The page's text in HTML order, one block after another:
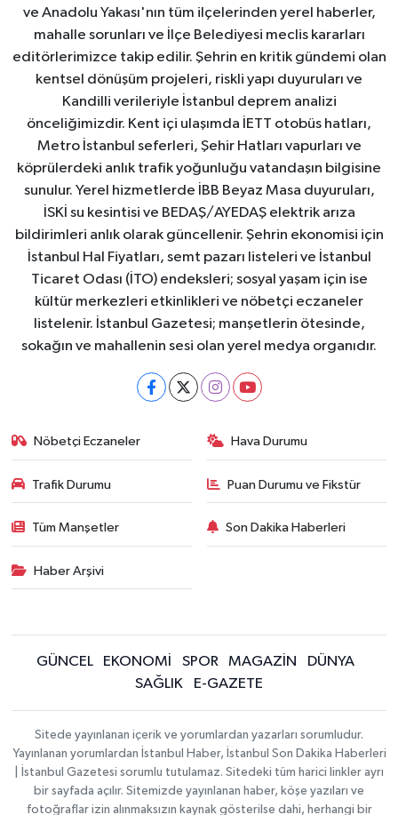
ve Anadolu Yakası'nın tüm ilçelerinden yerel haberler,
mahalle sorunları ve İlçe Belediyesi meclis kararları
editörlerimizce takip edilir. Şehrin en kritik gündemi olan
kentsel dönüşüm projeleri, riskli yapı duyuruları ve
Kandilli verileriyle İstanbul deprem analizi
önceliğimizdir. Kent içi ulaşımda İETT otobüs hatları,
Metro İstanbul seferleri, Şehir Hatları vapurları ve
köprülerdeki anlık trafik yoğunluğu vatandaşın bilgisine
sunulur. Yerel hizmetlerde İBB Beyaz Masa duyuruları,
İSKİ su kesintisi ve BEDAŞ/AYEDAŞ elektrik arıza
bildirimleri anlık olarak güncellenir. Şehrin ekonomisi için
İstanbul Hal Fiyatları, semt pazarı listeleri ve İstanbul
Ticaret Odası (İTO) endeksleri; sosyal yaşam için ise
kültür merkezleri etkinlikleri ve nöbetçi eczaneler
listelenir. İstanbul Gazetesi; manşetlerin ötesinde,
sokağın ve mahallenin sesi olan yerel medya organıdır.
Nöbetçi Eczaneler Hava Durumu
Trafik Durumu Puan Durumu ve Fikstür
Tüm Manşetler Son Dakika Haberleri
Haber Arşivi
GÜNCEL EKONOMİ SPOR MAGAZİN
DÜNYA
SAĞLIK
E-GAZETE
Sitede yayınlanan içerik ve yorumlardan yazarları sorumludur.
Yayınlanan yorumlardan İstanbul Haber, İstanbul Son Dakika Haberleri
| İstanbul Gazetesi sorumlu tutulamaz. Sitedeki tüm harici linkler ayrı
bir sayfada açılır. Sitemizde yayınlanan haber, köşe yazıları ve
fotoğraflar izin alınmaksızın kaynak gösterilse dahi, herhangi bir